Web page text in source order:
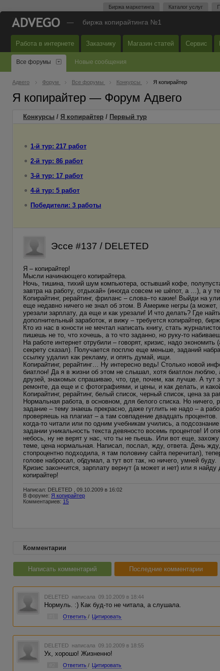
Биржа маркетинга Каталог услуг
— биржа копирайтинга №1
Работа в интернете Заказчику Магазин статей Сервис
Все форумы Новые сообщения
Адвего Форум Все форумы Конкурсы Я копирайтер
Я копирайтер — Форум Адвего
Конкурсы / Я копирайтер / Первый тур
1-й тур: 217 работ
2-й тур: 86 работ
3-й тур: 17 работ
4-й тур: 5 работ
Победители: 3 работы
Эссе #137 / DELETED
Я – копирайтер!
Мысли начинающего копирайтера.
Ночь, тишина, тихий шум компьютера, остывший кофе,
завтра на работу, отдыхай» (иногда совсем не шёпот, а …), а у
Копирайтинг, рерайтинг, фриланс – слова–то какие! Выйди на
еще недавно ничего не знал об этом. В Америке негры (а
урезали зарплату, да еще и как урезали! И что делать? Где
дополнительный заработок, и вижу – требуется копирайтер,
Кто из нас в юности не мечтал написать книгу, стать
пишешь не то, что хочешь, а то что заданно, но руку-то
На работе интернет отрубили – говорят, кризис, надо
секрету сказал). Получается посплю еще меньше, заданий
ссылку удалил как рекламу, и опять думай, ищи.
Копирайтинг, рерайтинг… Ну интересно ведь! Столько новой
биатлон! Да я в жизни об этом не слышал, хотя биатлон
друзей, знакомых спрашиваю, что, где, почем, как лучше. А
ремонте, да еще и с фотографиями, и цены, и как делать, и
Копирайтинг, рерайтинг, белый список, черный список, цена за
Нормальная работа, в основном, для белого списка. Но ничего,
задание – тему знаешь прекрасно, даже гуглить не надо – а
проверяешь на плагиат – а там совпадение двадцать
когда-то читали или по одним учебникам учились, а
задании уникальность текста девяносто восемь процентов! И
небось, ну не верят у нас, что ты не пьешь. Или вот еще,
теме, цена нормальная. Написал, послал, жду, ответа. День
стопроцентно подходила, я там половину сайта перечитал),
голове набросал, обдумал, а тут вот так, но ничего, умней буду.
Кризис закончится, зарплату вернут (а может и нет) или я
копирайтер!
Написал: DELETED , 09.10.2009 в 16:02
В форуме: Я копирайтер
Комментариев: 15
Комментарии
Написать комментарий Последние комментарии
DELETED написала 09.10.2009 в 18:44
Нормуль. :) Как буд-то не читала, а слушала.
Ответить / Цитировать
DELETED написала 09.10.2009 в 18:55
Ух, хорошо! Жизненно!
Ответить / Цитировать